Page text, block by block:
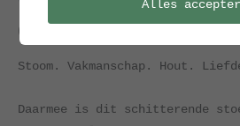
Oude hickary stoel
Stoom. Vakmanschap. Hout.
Daarmee is dit schitterende
Alles